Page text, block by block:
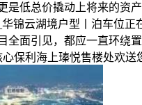
低总价撬动上将来的资
锦云湖境户型丨泊车位
面引见，都应一直环绕
保利海上瑧悦售楼处欢